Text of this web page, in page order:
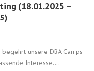
(18.01.2025 –
unsere DBA Camps
Interesse....